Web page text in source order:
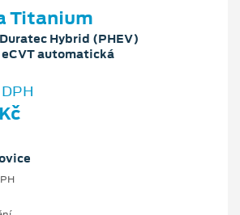
Titanium
Hybrid (PHEV)
automatická